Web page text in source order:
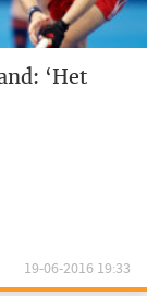
‘Het
19-06-2016 19:33